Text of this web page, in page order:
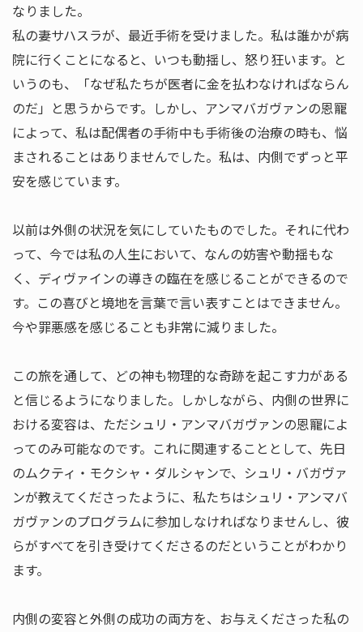
なりました。
私の妻サハスラが、最近手術を受けました。私は誰かが病
院に行くことになると、いつも動揺し、怒り狂います。と
いうのも、「なぜ私たちが医者に金を払わなければならん
のだ」と思うからです。しかし、アンマバガヴァンの恩寵
によって、私は配偶者の手術中も手術後の治療の時も、悩
まされることはありませんでした。私は、内側でずっと平
安を感じています。
以前は外側の状況を気にしていたものでした。それに代わ
って、今では私の人生において、なんの妨害や動揺もな
く、ディヴァインの導きの臨在を感じることができるので
す。この喜びと境地を言葉で言い表すことはできません。
今や罪悪感を感じることも非常に減りました。
この旅を通して、どの神も物理的な奇跡を起こす力がある
と信じるようになりました。しかしながら、内側の世界に
おける変容は、ただシュリ・アンマバガヴァンの恩寵によ
ってのみ可能なのです。これに関連することとして、先日
のムクティ・モクシャ・ダルシャンで、シュリ・バガヴァ
ンが教えてくださったように、私たちはシュリ・アンマバ
ガヴァンのプログラムに参加しなければなりませんし、彼
らがすべてを引き受けてくださるのだということがわかり
ます。
内側の変容と外側の成功の両方を、お与えくださった私の